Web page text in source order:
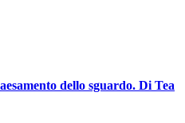
dello sguardo. Di Tea